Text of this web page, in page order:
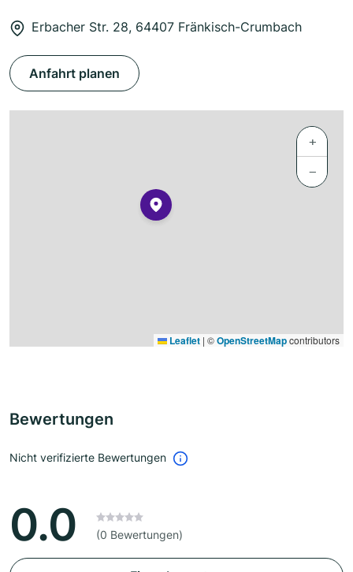
Erbacher Str. 28, 64407 Fränkisch-Crumbach
Anfahrt planen
+
−
Leaflet | ©OpenStreetMapcontributors
Bewertungen
Nicht verifizierte Bewertungen
0.0 (0 Bewertungen)